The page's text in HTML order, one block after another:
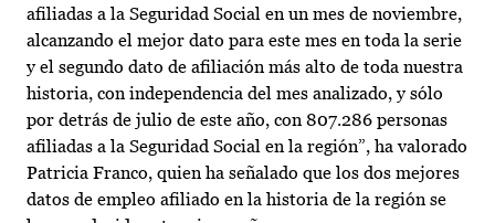
afiliadas a la Seguridad Social en un mes de noviembre,
alcanzando el mejor dato para este mes en toda la serie
y el segundo dato de afiliación más alto de toda nuestra
historia, con independencia del mes analizado, y sólo
por detrás de julio de este año, con 807.286 personas
afiliadas a la Seguridad Social en la región”, ha valorado
Patricia Franco, quien ha señalado que los dos mejores
datos de empleo afiliado en la historia de la región se